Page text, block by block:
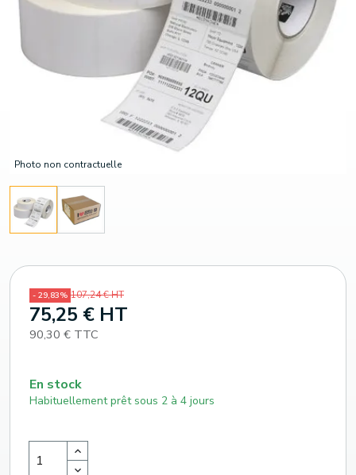
Photo non contractuelle
- 29,83% 107,24 € HT
75,25 € HT
90,30 € TTC
En stock
Habituellement prêt sous 2 à 4 jours